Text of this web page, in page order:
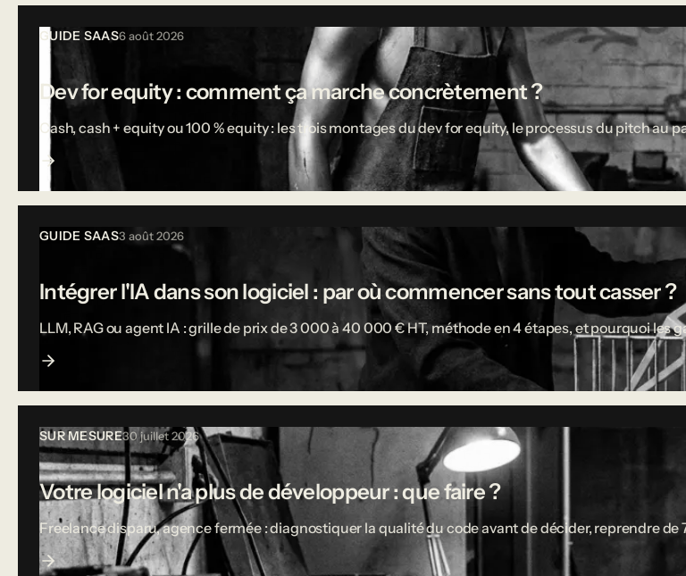
GUIDE SAAS6 août 2026
Dev for equity : comment ça marche concrètement ?
Cash, cash + equity ou 100 % equity : les trois montages du dev for equity, le processus du pitch au
GUIDE SAAS3 août 2026
Intégrer l'IA dans son logiciel : par où commencer sans tout casser ?
LLM, RAG ou agent IA : grille de prix de 3 000 à 40 000 € HT, méthode en 4 étapes, et pourquoi
SUR MESURE30 juillet 2026
Votre logiciel n'a plus de développeur : que faire ?
Freelance disparu, agence fermée : diagnostiquer la qualité du code avant de décider, reprendre de